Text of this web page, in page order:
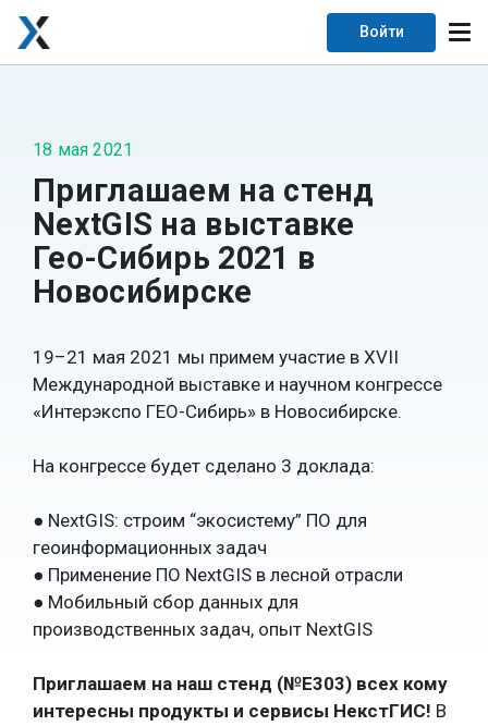
Войти
18 мая 2021
Приглашаем на стенд
NextGIS на выставке
Гео-Сибирь 2021 в
Новосибирске
19–21 мая 2021 мы примем участие в XVII
Международной выставке и научном конгрессе
«Интерэкспо ГЕО-Сибирь» в Новосибирске.
На конгрессе будет сделано 3 доклада:
● NextGIS: строим “экосистему” ПО для
геоинформационных задач
● Применение ПО NextGIS в лесной отрасли
● Мобильный сбор данных для
производственных задач, опыт NextGIS
Приглашаем на наш стенд (№Е303) всех кому
интересны продукты и сервисы НекстГИС! В